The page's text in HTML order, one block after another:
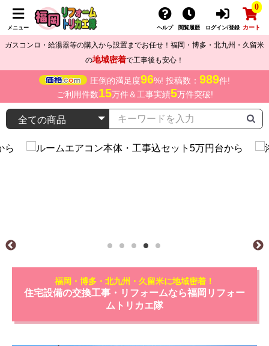
メニュー ヘルプ 閲覧履歴 ログイン/登録
0
カート
ガスコンロ・給湯器等の購入から設置までお任せ！福岡・博多・北九州・久留米
の地域密着で工事後も安心！
圧倒的満足度96%! 投稿数： 989件!
ご利用件数15万件＆工事実績5万件突破!
福岡・博多・北九州・久留米に地域密着！
住宅設備の交換工事・リフォームなら福岡リフォー
ムトリカエ隊